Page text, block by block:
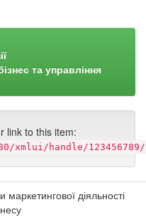
та управління
link to this item:
xmlui/handle/123456789/
маркетингової діяльності